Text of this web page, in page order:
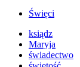
Święci
ksiądz
Maryja
świadectwo